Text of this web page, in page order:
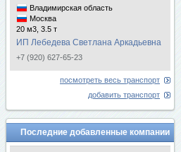
Владимирская область
Москва
20 м3, 3.5 т
ИП Лебедева Светлана Аркадьевна
+7 (920) 627-65-23
посмотреть весь транспорт
добавить транспорт
Последние добавленные компании